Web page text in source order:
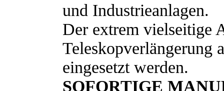
und Industrieanlagen.
Der extrem vielseitige
Teleskopverlängerung
eingesetzt werden.
SOFORTIGE